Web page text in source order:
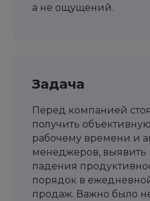
а не ощущений.
Задача
Перед компанией
получить
рабочему времени и
менеджеров,
падения
порядок в
продаж. Важно было